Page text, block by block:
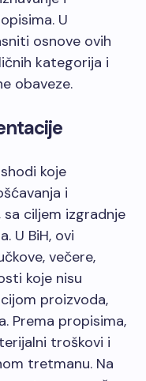
U
osnove ovih
kategorija i
obaveze.
koje
i
ciljem izgradnje
U BiH, ovi
večere,
koje nisu
proizvoda,
Prema propisima,
troškovi i
tretmanu. Na